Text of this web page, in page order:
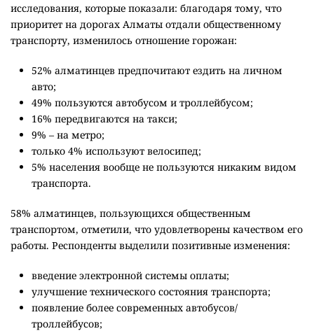
исследования, которые показали: благодаря тому, что
приоритет на дорогах Алматы отдали общественному
транспорту, изменилось отношение горожан:
52% алматинцев предпочитают ездить на личном
авто;
49% пользуются автобусом и троллейбусом;
16% передвигаются на такси;
9% – на метро;
только 4% используют велосипед;
5% населения вообще не пользуются никаким видом
транспорта.
58% алматинцев, пользующихся общественным
транспортом, отметили, что удовлетворены качеством его
работы. Респонденты выделили позитивные изменения:
введение электронной системы оплаты;
улучшение технического состояния транспорта;
появление более современных автобусов/
троллейбусов;